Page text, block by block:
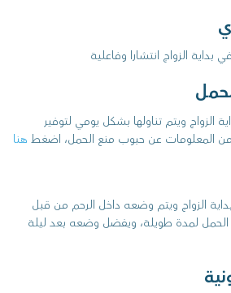
الزواج انتشارا وفاعلية
الزواج ويتم تناولها بشكل يومي لتوفير
من المعلومات عن حبوب منع الحمل، اضغط هنا
الزواج ويتم وضعه داخل الرحم من قبل
الحمل لمدة طويلة، ويفضل وضعه بعد ليلة